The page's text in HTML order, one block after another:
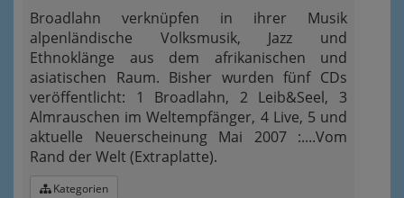
Broadlahn verknüpfen in ihrer Musik
alpenländische Volksmusik, Jazz und
Ethnoklänge aus dem afrikanischen und
asiatischen Raum. Bisher wurden fünf CDs
veröffentlicht: 1 Broadlahn, 2 Leib&Seel, 3
Almrauschen im Weltempfänger, 4 Live, 5 und
aktuelle Neuerscheinung Mai 2007 :....Vom
Rand der Welt (Extraplatte).
Kategorien